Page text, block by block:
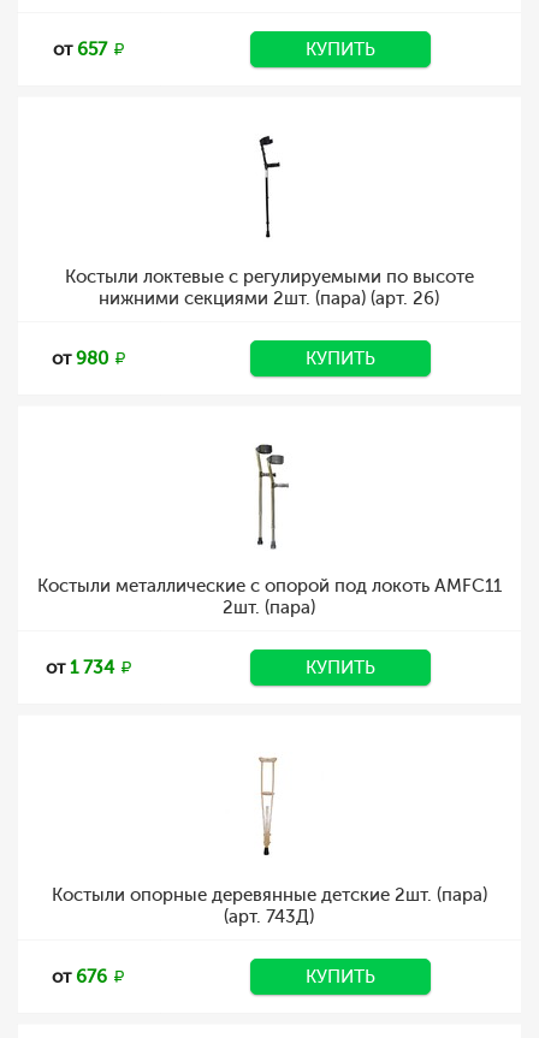
от657 КУПИТЬ
Костыли локтевые с регулируемыми по высоте
нижними секциями 2шт. (пара) (арт. 26)
от980 КУПИТЬ
Костыли металлические с опорой под локоть AMFC11
2шт. (пара)
от1 734 КУПИТЬ
Костыли опорные деревянные детские 2шт. (пара)
(арт. 743Д)
от676 КУПИТЬ